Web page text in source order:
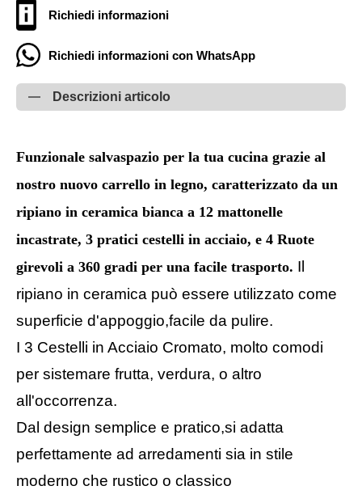
Richiedi informazioni
Richiedi informazioni con WhatsApp
Descrizioni articolo
Funzionale salvaspazio per la tua cucina grazie al
nostro nuovo carrello in legno, caratterizzato da un
ripiano in ceramica bianca a 12 mattonelle
incastrate, 3 pratici cestelli in acciaio, e 4 Ruote
girevoli a 360 gradi per una facile trasporto. Il
ripiano in ceramica può essere utilizzato come
superficie d'appoggio,facile da pulire.
I 3 Cestelli in Acciaio Cromato, molto comodi
per sistemare frutta, verdura, o altro
all'occorrenza.
Dal design semplice e pratico,si adatta
perfettamente ad arredamenti sia in stile
moderno che rustico o classico